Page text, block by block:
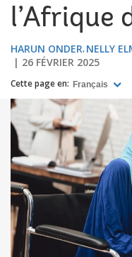
l’Afrique
HARUN ONDER NELLY
26 FÉVRIER 2025
Cette page en: Français